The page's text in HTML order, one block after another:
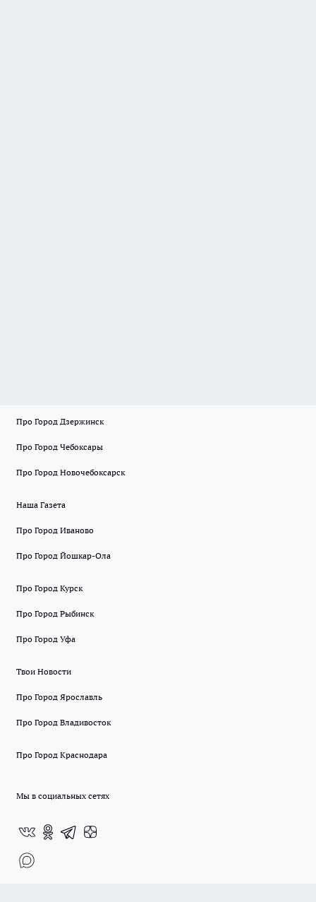
Про Город Дзержинск
Про Город Чебоксары
Про Город Новочебоксарск
Наша Газета
Про Город Иваново
Про Город Йошкар-Ола
Про Город Курск
Про Город Рыбинск
Про Город Уфа
Твои Новости
Про Город Ярославль
Про Город Владивосток
Про Город Краснодара
Мы в социальных сетях